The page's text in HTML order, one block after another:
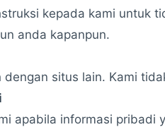
kepada kami untuk
anda kapanpun.
dengan situs lain. Kami
apabila informasi